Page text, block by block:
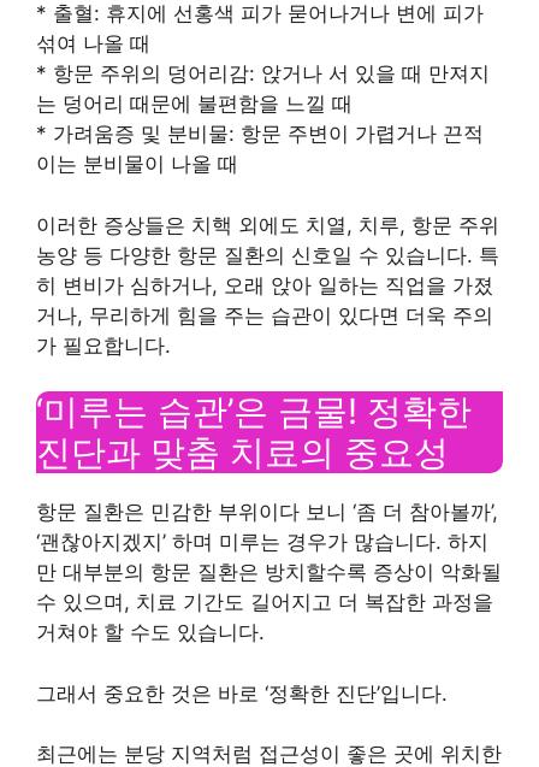
* 출혈: 휴지에 선홍색 피가 묻어나거나 변에 피가
섞여 나올 때
* 항문 주위의 덩어리감: 앉거나 서 있을 때 만져지
는 덩어리 때문에 불편함을 느낄 때
* 가려움증 및 분비물: 항문 주변이 가렵거나 끈적
이는 분비물이 나올 때
이러한 증상들은 치핵 외에도 치열, 치루, 항문 주위
농양 등 다양한 항문 질환의 신호일 수 있습니다. 특
히 변비가 심하거나, 오래 앉아 일하는 직업을 가졌
거나, 무리하게 힘을 주는 습관이 있다면 더욱 주의
가 필요합니다.
‘미루는 습관’은 금물! 정확한
진단과 맞춤 치료의 중요성
항문 질환은 민감한 부위이다 보니 ‘좀 더 참아볼까’,
‘괜찮아지겠지’ 하며 미루는 경우가 많습니다. 하지
만 대부분의 항문 질환은 방치할수록 증상이 악화될
수 있으며, 치료 기간도 길어지고 더 복잡한 과정을
거쳐야 할 수도 있습니다.
그래서 중요한 것은 바로 ‘정확한 진단’입니다.
최근에는 분당 지역처럼 접근성이 좋은 곳에 위치한